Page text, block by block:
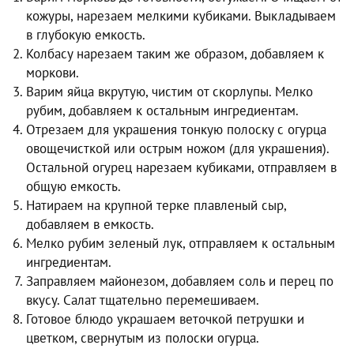
кожуры, нарезаем мелкими кубиками. Выкладываем
в глубокую емкость.
Колбасу нарезаем таким же образом, добавляем к
моркови.
Варим яйца вкрутую, чистим от скорлупы. Мелко
рубим, добавляем к остальным ингредиентам.
Отрезаем для украшения тонкую полоску с огурца
овощечисткой или острым ножом (для украшения).
Остальной огурец нарезаем кубиками, отправляем в
общую емкость.
Натираем на крупной терке плавленый сыр,
добавляем в емкость.
Мелко рубим зеленый лук, отправляем к остальным
ингредиентам.
Заправляем майонезом, добавляем соль и перец по
вкусу. Салат тщательно перемешиваем.
Готовое блюдо украшаем веточкой петрушки и
цветком, свернутым из полоски огурца.